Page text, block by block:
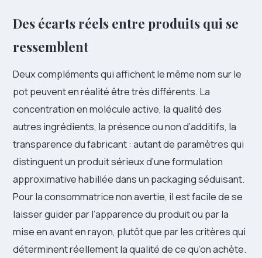
Des écarts réels entre produits qui se
ressemblent
Deux compléments qui affichent le même nom sur le
pot peuvent en réalité être très différents. La
concentration en molécule active, la qualité des
autres ingrédients, la présence ou non d’additifs, la
transparence du fabricant : autant de paramètres qui
distinguent un produit sérieux d’une formulation
approximative habillée dans un packaging séduisant.
Pour la consommatrice non avertie, il est facile de se
laisser guider par l’apparence du produit ou par la
mise en avant en rayon, plutôt que par les critères qui
déterminent réellement la qualité de ce qu’on achète.